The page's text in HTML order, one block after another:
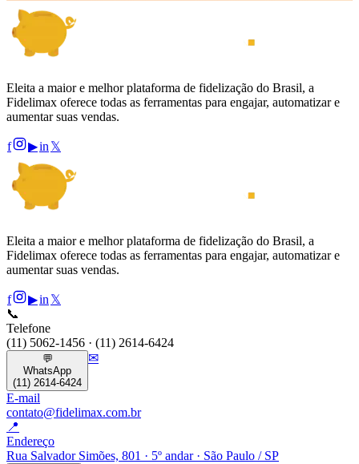
Eleita a maior e melhor plataforma de fidelização do Brasil, a
Fidelimax oferece todas as ferramentas para engajar, automatizar e
aumentar suas vendas.
f ▶in 𝕏
Eleita a maior e melhor plataforma de fidelização do Brasil, a
Fidelimax oferece todas as ferramentas para engajar, automatizar e
aumentar suas vendas.
f ▶in 𝕏
📞
Telefone
(11) 5062-1456 · (11) 2614-6424
💬
WhatsApp
(11) 2614-6424
✉
E-mail
contato@fidelimax.com.br
📍
Endereço
Rua Salvador Simões, 801 · 5º andar · São Paulo / SP